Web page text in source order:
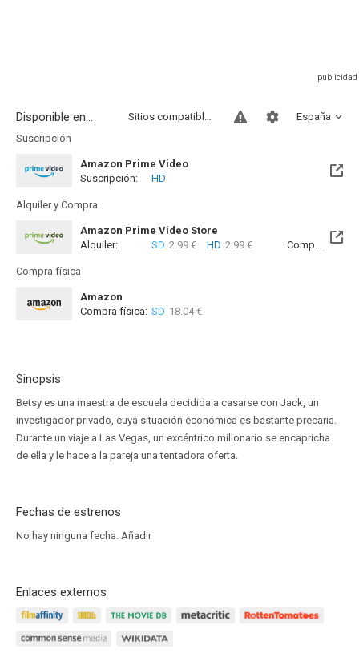
Disponible en... España
Sitios compatibles
Suscripción
Amazon Prime Video
Suscripción:
HD
Alquiler y Compra
Amazon Prime Video Store
Alquiler:
SD 2.99 € HD 2.99 € Compra: SD
Compra física
Amazon
Compra física: SD 18.04 €
Sinopsis
Betsy es una maestra de escuela decidida a casarse con Jack, un
investigador privado, cuya situación económica es bastante precaria.
Durante un viaje a Las Vegas, un excéntrico millonario se encapricha
de ella y le hace a la pareja una tentadora oferta.
Fechas de estrenos
No hay ninguna fecha. Añadir
Enlaces externos